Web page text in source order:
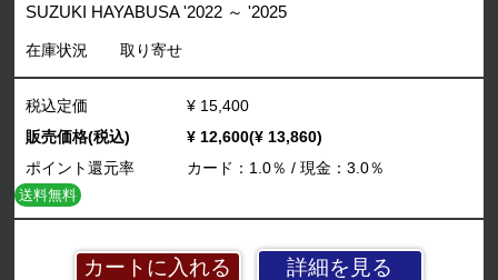
SUZUKI HAYABUSA '2022 ～ '2025
在庫状況 取り寄せ
詳細を見る
税込定価
¥ 15,400
販売価格(税込)
¥ 12,600(¥ 13,860)
ポイント還元率
カード：1.0％ / 現金：3.0％
送料無料